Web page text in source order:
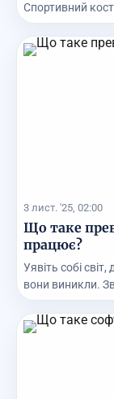
Спортивний
3 лист. '25, 02:00
Що таке
працює?
Уявіть собі
вони виникли.